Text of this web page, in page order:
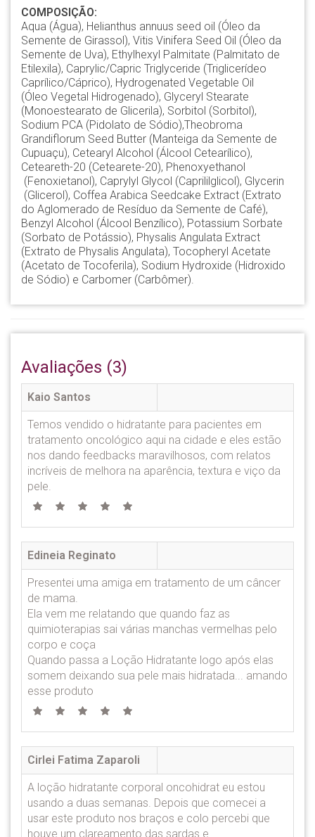
COMPOSIÇÃO:
Aqua (Água), Helianthus annuus seed oil (Óleo da
Semente de Girassol), Vitis Vinifera Seed Oil (Óleo da
Semente de Uva), Ethylhexyl Palmitate (Palmitato de
Etilexila), Caprylic/Capric Triglyceride (Triglicerídeo
Caprílico/Cáprico), Hydrogenated Vegetable Oil
(Óleo Vegetal Hidrogenado), Glyceryl Stearate
(Monoestearato de Glicerila), Sorbitol (Sorbitol),
Sodium PCA (Pidolato de Sódio),Theobroma
Grandiflorum Seed Butter (Manteiga da Semente de
Cupuaçu), Cetearyl Alcohol (Álcool Cetearílico),
Ceteareth-20 (Cetearete-20), Phenoxyethanol
(Fenoxietanol), Caprylyl Glycol (Caprililglicol), Glycerin
(Glicerol), Coffea Arabica Seedcake Extract (Extrato
do Aglomerado de Resíduo da Semente de Café),
Benzyl Alcohol (Álcool Benzílico), Potassium Sorbate
(Sorbato de Potássio), Physalis Angulata Extract
(Extrato de Physalis Angulata), Tocopheryl Acetate
(Acetato de Tocoferila), Sodium Hydroxide (Hidroxido
de Sódio) e Carbomer (Carbômer).
Avaliações (3)
Kaio Santos
Temos vendido o hidratante para pacientes em
tratamento oncológico aqui na cidade e eles estão
nos dando feedbacks maravilhosos, com relatos
incríveis de melhora na aparência, textura e viço da
pele.
Edineia Reginato
Presentei uma amiga em tratamento de um câncer
de mama.
Ela vem me relatando que quando faz as
quimioterapias sai várias manchas vermelhas pelo
corpo e coça
Quando passa a Loção Hidratante logo após elas
somem deixando sua pele mais hidratada... amando
esse produto
Cirlei Fatima Zaparoli
A loção hidratante corporal oncohidrat eu estou
usando a duas semanas. Depois que comecei a
usar este produto nos braços e colo percebi que
houve um clareamento das sardas e